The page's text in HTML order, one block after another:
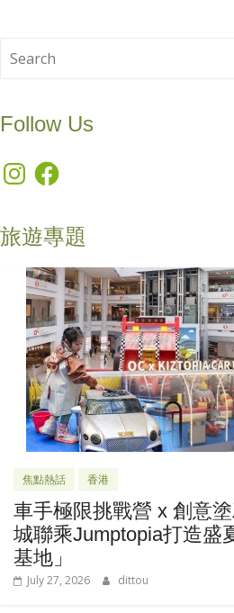
Follow Us
InstagramFacebook
旅遊專題
焦點熱話 香港
車手極限挑戰營 x 創意
城聯乘Jumptopia打造盛
基地」
July 27, 2026 dittou